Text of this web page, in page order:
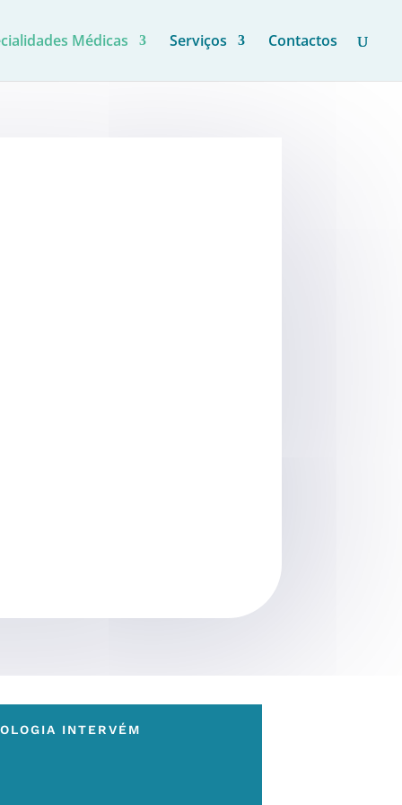
Médicas Serviços Contactos
INTERVÉM